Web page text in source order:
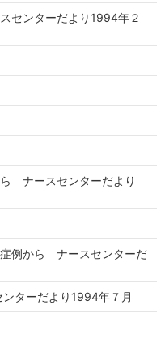
センターだより1994年２
ナースセンターだより
例から ナースセンターだ
ターだより1994年７月